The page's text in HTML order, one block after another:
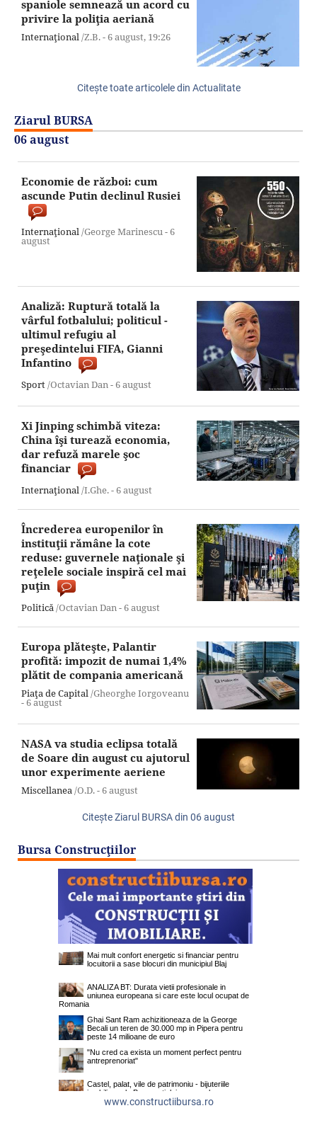
spaniole semnează un acord cu
privire la poliţia aeriană
Internaţional/Z.B. -6 august, 19:26
Citeşte toate articolele din Actualitate
Ziarul BURSA
06 august
Economie de război: cum
ascunde Putin declinul Rusiei
Internaţional/George Marinescu -6
august
Analiză: Ruptură totală la
vârful fotbalului; politicul -
ultimul refugiu al
preşedintelui FIFA, Gianni
Infantino
Sport/Octavian Dan -6 august
Xi Jinping schimbă viteza:
China îşi turează economia,
dar refuză marele şoc
financiar
Internaţional/I.Ghe. -6 august
Încrederea europenilor în
instituţii rămâne la cote
reduse: guvernele naţionale şi
reţelele sociale inspiră cel mai
puţin
Politică/Octavian Dan -6 august
Europa plăteşte, Palantir
profită: impozit de numai 1,4%
plătit de compania americană
Piaţa de Capital/Gheorghe Iorgoveanu
-6 august
NASA va studia eclipsa totală
de Soare din august cu ajutorul
unor experimente aeriene
Miscellanea/O.D. -6 august
Citeşte Ziarul BURSA din 06 august
Bursa Construcţiilor
www.constructiibursa.ro